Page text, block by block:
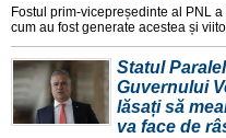
Fostul prim-vicepreședinte al PNL
cum au fost generate acestea și
Statul
Guvernului
lăsați să
va face de